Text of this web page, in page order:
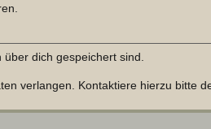
über dich gespeichert sind.
verlangen. Kontaktiere hierzu bitte